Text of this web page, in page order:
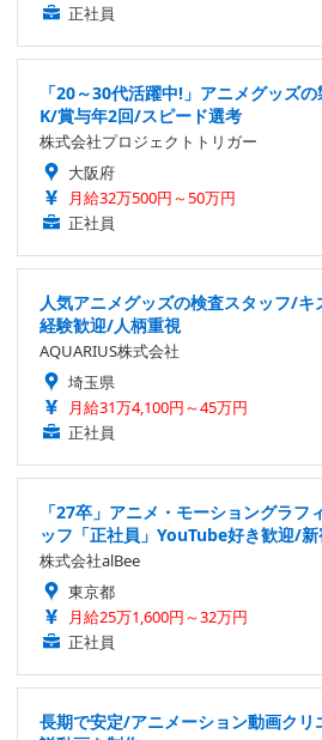
正社員
「20～30代活躍中!」アニメグッズ
K/賞与年2回/スピード選考
株式会社プロジェクトトリガー
大阪府
月給32万500円～50万円
正社員
人気アニメグッズの検査スタッフ/
経験歓迎/人柄重視
AQUARIUS株式会社
埼玉県
月給31万4,100円～45万円
正社員
「27卒」アニメ・モーショングラフ
ッフ「正社員」YouTube好き歓迎/
株式会社alBee
東京都
月給25万1,600円～32万円
正社員
長期で安定/アニメーション動画ク